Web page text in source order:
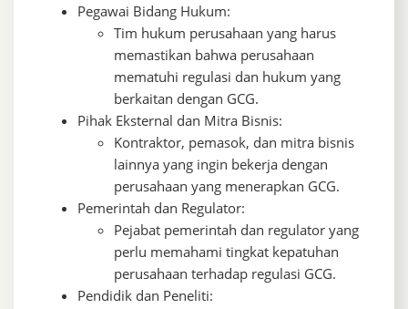
Pegawai Bidang Hukum:
Tim hukum perusahaan yang harus
memastikan bahwa perusahaan
mematuhi regulasi dan hukum yang
berkaitan dengan GCG.
Pihak Eksternal dan Mitra Bisnis:
Kontraktor, pemasok, dan mitra bisnis
lainnya yang ingin bekerja dengan
perusahaan yang menerapkan GCG.
Pemerintah dan Regulator:
Pejabat pemerintah dan regulator yang
perlu memahami tingkat kepatuhan
perusahaan terhadap regulasi GCG.
Pendidik dan Peneliti: